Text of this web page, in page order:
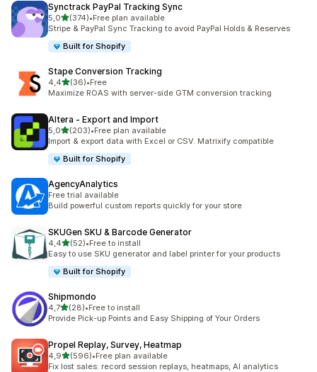
Synctrack PayPal Tracking Sync
5,0z 5 hvězd
(374)
Celkový počet recenzí: 374
•Free plan available
Stripe & PayPal Sync Tracking to avoid PayPal Holds & Reserves
Built for Shopify
Stape Conversion Tracking
4,4z 5 hvězd
(36)
Celkový počet recenzí: 36
•Free
Maximize ROAS with server-side GTM conversion tracking
Altera ‑ Export and Import
5,0z 5 hvězd
(203)
Celkový počet recenzí: 203
•Free plan available
Import & export data with Excel or CSV. Matrixify compatible
Built for Shopify
AgencyAnalytics
Free trial available
Build powerful custom reports quickly for your store
SKUGen SKU & Barcode Generator
4,4z 5 hvězd
(52)
Celkový počet recenzí: 52
•Free to install
Easy to use SKU generator and label printer for your products
Built for Shopify
Shipmondo
4,7z 5 hvězd
(28)
Celkový počet recenzí: 28
•Free to install
Provide Pick-up Points and Easy Shipping of Your Orders
Propel Replay, Survey, Heatmap
4,9z 5 hvězd
(596)
Celkový počet recenzí: 596
•Free plan available
Fix lost sales: record session replays, heatmaps, AI analytics